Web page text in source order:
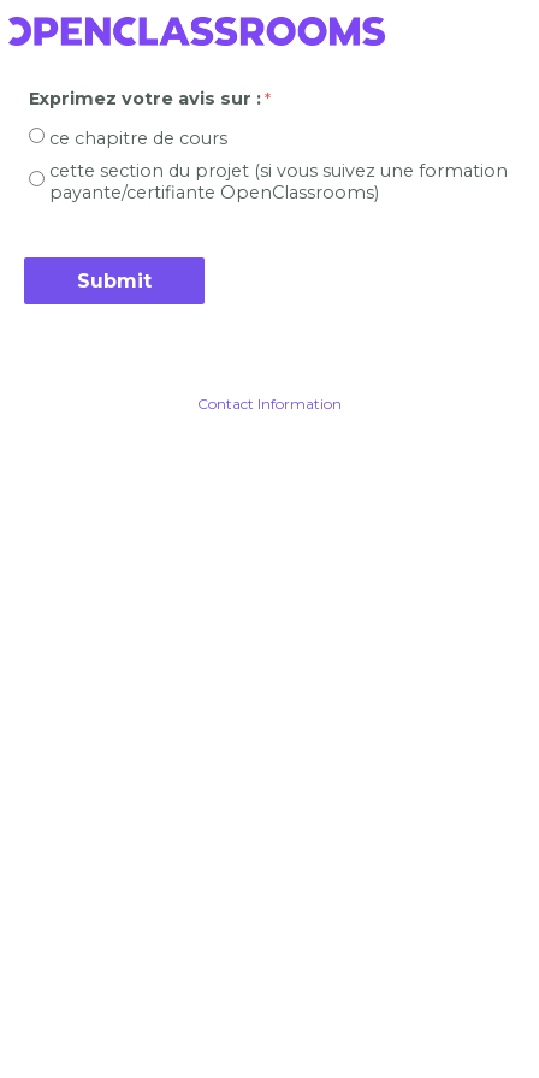
Exprimez votre avis sur :
ce chapitre de cours
cette section du projet (si vous suivez une formation
payante/certifiante OpenClassrooms)
Contact Information